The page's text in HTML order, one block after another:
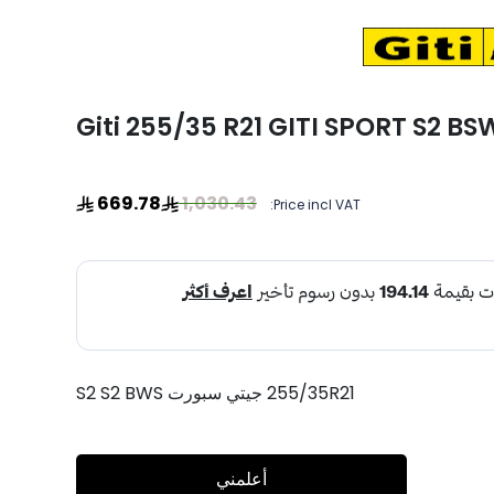
Giti 255/35 R21 GITI SPORT S2
Price incl VAT:
1,030.43
669.78
255/35R21 جيتي سبورت S2 S2 BWS
أعلمني